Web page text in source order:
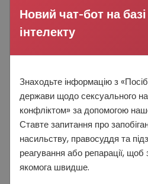
Новий чат-бот на
інтелекту
Знаходьте інформацію з
держави щодо сексуального
конфліктом» за допомогою
Ставте запитання про
насильству, правосуддя та
реагування або репарації, щоб
якомога швидше.